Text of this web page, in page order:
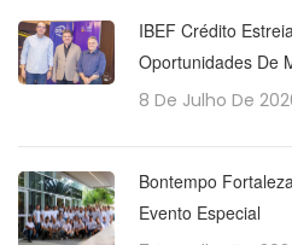
IBEF Crédito
Oportunidades De
8 De Julho De
Bontempo
Evento Especial